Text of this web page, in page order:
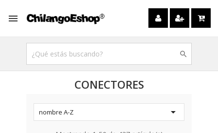


CONECTORES
nombre A-Z 